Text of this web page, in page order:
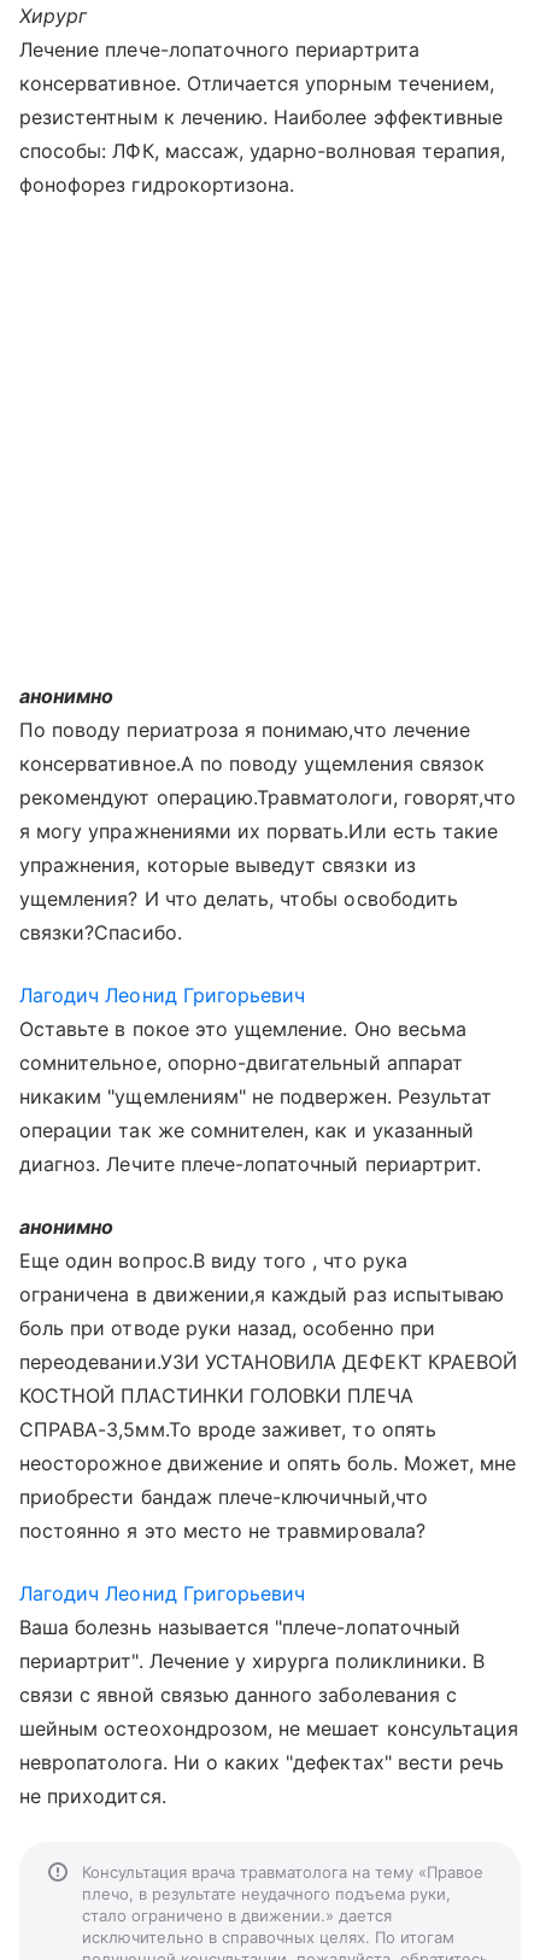
Хирург
Лечение плече-лопаточного периартрита
консервативное. Отличается упорным течением,
резистентным к лечению. Наиболее эффективные
способы: ЛФК, массаж, ударно-волновая терапия,
фонофорез гидрокортизона.
анонимно
По поводу периатроза я понимаю,что лечение
консервативное.А по поводу ущемления связок
рекомендуют операцию.Травматологи, говорят,что
я могу упражнениями их порвать.Или есть такие
упражнения, которые выведут связки из
ущемления? И что делать, чтобы освободить
связки?Спасибо.
Лагодич Леонид Григорьевич
Оставьте в покое это ущемление. Оно весьма
сомнительное, опорно-двигательный аппарат
никаким "ущемлениям" не подвержен. Результат
операции так же сомнителен, как и указанный
диагноз. Лечите плече-лопаточный периартрит.
анонимно
Еще один вопрос.В виду того , что рука
ограничена в движении,я каждый раз испытываю
боль при отводе руки назад, особенно при
переодевании.УЗИ УСТАНОВИЛА ДЕФЕКТ КРАЕВОЙ
КОСТНОЙ ПЛАСТИНКИ ГОЛОВКИ ПЛЕЧА
СПРАВА-3,5мм.То вроде заживет, то опять
неосторожное движение и опять боль. Может, мне
приобрести бандаж плече-ключичный,что
постоянно я это место не травмировала?
Лагодич Леонид Григорьевич
Ваша болезнь называется "плече-лопаточный
периартрит". Лечение у хирурга поликлиники. В
связи с явной связью данного заболевания с
шейным остеохондрозом, не мешает консультация
невропатолога. Ни о каких "дефектах" вести речь
не приходится.
Консультация врача травматолога на тему «Правое
плечо, в результате неудачного подъема руки,
стало ограничено в движении.» дается
исключительно в справочных целях. По итогам